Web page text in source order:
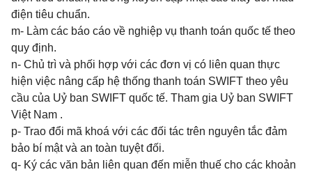
điện tiêu chuẩn.
m- Làm các báo cáo về nghiệp vụ thanh toán quốc tế theo
quy định.
n- Chủ trì và phối hợp với các đơn vị có liên quan thực
hiện việc nâng cấp hệ thống thanh toán SWIFT theo yêu
cầu của Uỷ ban SWIFT quốc tế. Tham gia Uỷ ban SWIFT
Việt Nam .
p- Trao đổi mã khoá với các đối tác trên nguyên tắc đảm
bảo bí mật và an toàn tuyệt đối.
q- Ký các văn bản liên quan đến miễn thuế cho các khoản